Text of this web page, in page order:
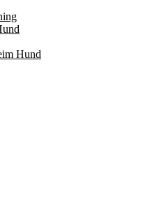
Hund